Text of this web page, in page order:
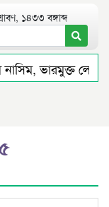
১৪৩৩ বঙ্গাব্দ
ভারমুক্ত লোদী